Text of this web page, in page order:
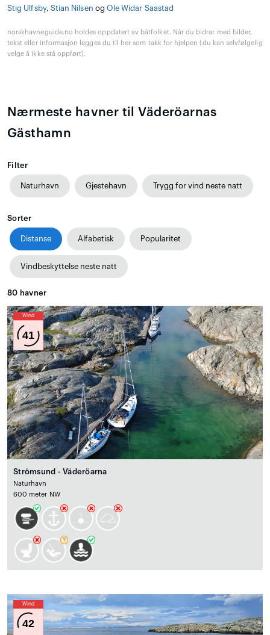
Stig Ulfsby, Stian Nilsen og Ole Widar Saastad
norskhavneguide.no holdes oppdatert av båtfolket. Når du bidrar med bilder,
tekst eller informasjon legges du til her som takk for hjelpen (du kan selvfølgelig
velge å ikke stå oppført).
Nærmeste havner til Väderöarnas
Gästhamn
Filter
Naturhavn Gjestehavn Trygg for vind neste natt
Sorter
Distanse Alfabetisk Popularitet
Vindbeskyttelse neste natt
80 havner
Wind
41
Strömsund - Väderöarna
Naturhavn
600 meter NW
Wind
42